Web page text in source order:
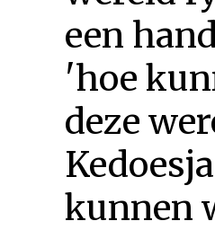
een
'hoe
deze
kunnen